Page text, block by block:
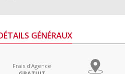
GÉNÉRAUX
Frais d'Agence